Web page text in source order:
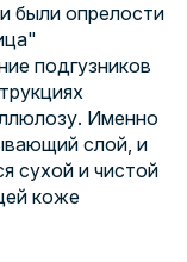
были опрелости
подгузников
Именно
слой, и
сухой и чистой
коже